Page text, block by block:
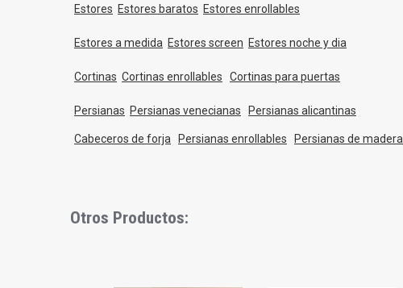
Estores Estores baratos Estores enrollables
Estores a medida Estores screen Estores noche y dia
Cortinas Cortinas enrollables Cortinas para puertas
Persianas Persianas venecianas Persianas alicantinas
Cabeceros de forja Persianas enrollables Persianas de madera
Slideshow
Otros Productos: